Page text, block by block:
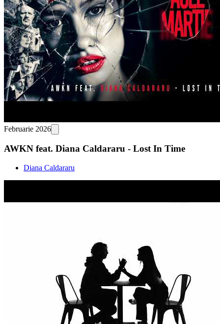
Februarie 2026
AWKN feat. Diana Caldararu - Lost In Time
Diana Caldararu